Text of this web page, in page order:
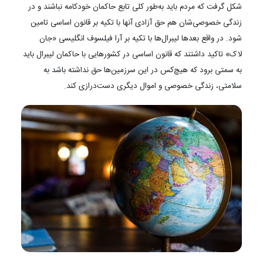
شکل گرفت که مردم باید به‌طور کلی تابع حاکمان خودکامه نباشند و در
زندگی خصوصی‌شان هم حق آزادی آنها با تکیه بر قانون اساسی تامین
شود. در واقع بعدها لیبرال‌ها با تکیه بر آرا فیلسوف انگلیسی «جان
لاک» تاکید داشتند که قانون اساسی در کشورهایی با حاکمان لیبرال باید
به سمتی برود که هیچ‌کس در این سرزمین‌ها حق نداشته باشد به
سلامتی، زندگی خصوصی و اموال دیگری دست‌درازی کند.